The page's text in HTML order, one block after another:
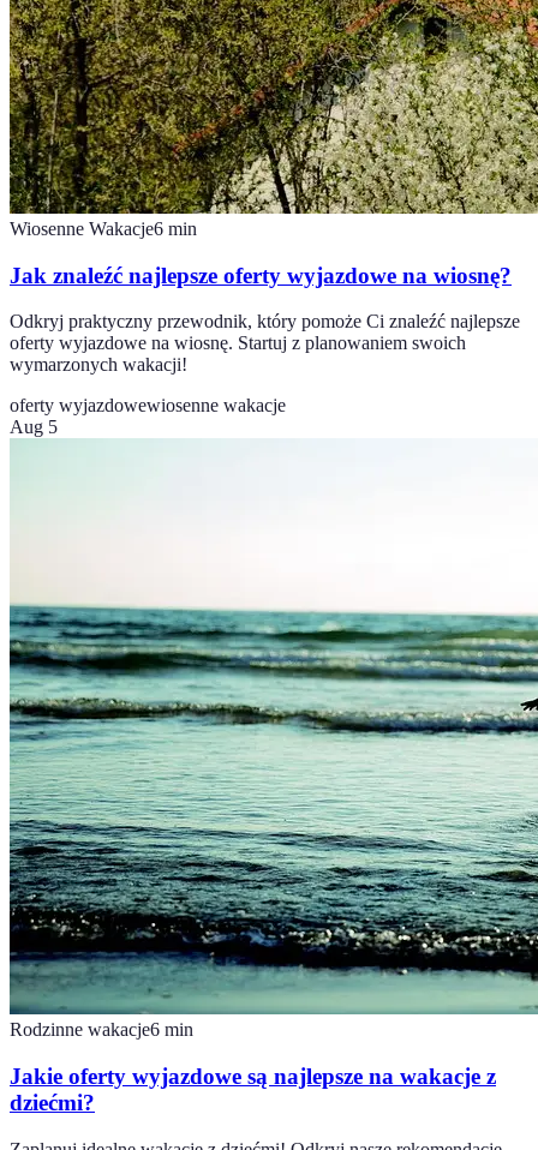
Wiosenne Wakacje6 min
Jak znaleźć najlepsze oferty wyjazdowe na wiosnę?
Odkryj praktyczny przewodnik, który pomoże Ci znaleźć najlepsze
oferty wyjazdowe na wiosnę. Startuj z planowaniem swoich
wymarzonych wakacji!
oferty wyjazdowewiosenne wakacje
Aug 5
Rodzinne wakacje6 min
Jakie oferty wyjazdowe są najlepsze na wakacje z
dziećmi?